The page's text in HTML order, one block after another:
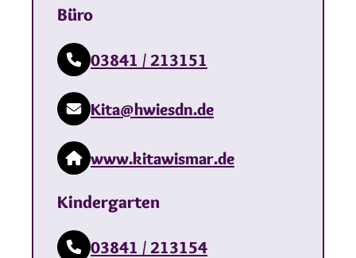
Büro
03841 / 213151
Kita@hwiesdn.de
www.kitawismar.de
Kindergarten
03841 / 213154